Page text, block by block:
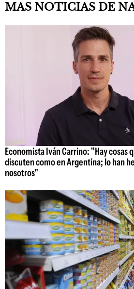
MAS NOTICIAS DE
Economista Iván Carrino: "Hay cosas
discuten como en Argentina; lo han
nosotros"